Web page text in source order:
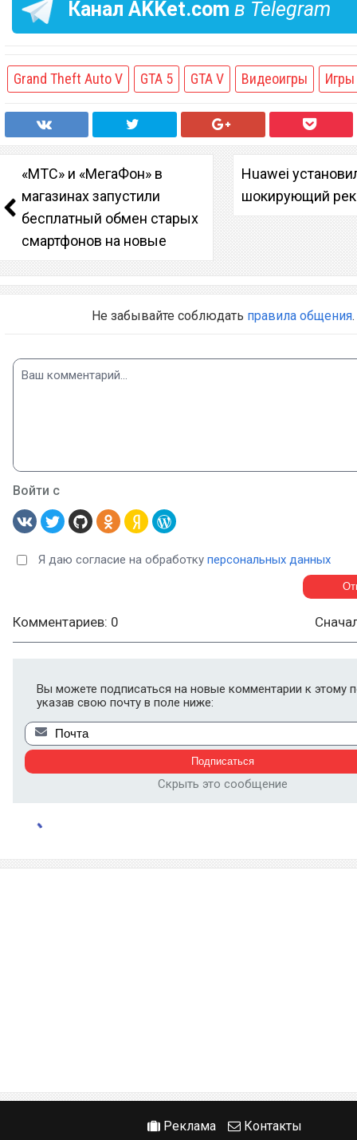
Канал AKKet.com в Telegram
Grand Theft Auto V GTA 5 GTA V Видеоигры Игры
«МТС» и «МегаФон» в
магазинах запустили
бесплатный обмен старых
смартфонов на новые
Huawei
шокирующий
Не забывайте соблюдать правила общения.
Войти с
Я даю согласие на обработку персональных данных
Комментариев: 0
Вы можете подписаться на новые комментарии к этому
указав свою почту в поле ниже:
Скрыть это сообщение
Реклама Контакты